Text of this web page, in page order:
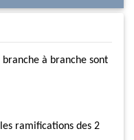
à branche sont
ramifications des 2